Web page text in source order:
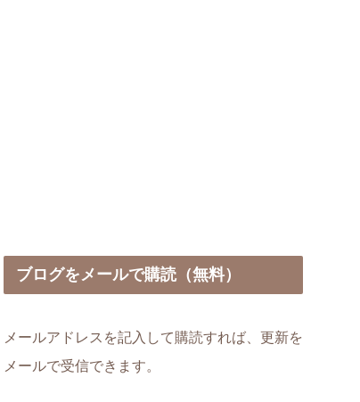
ブログをメールで購読（無料）
メールアドレスを記入して購読すれば、更新を
メールで受信できます。